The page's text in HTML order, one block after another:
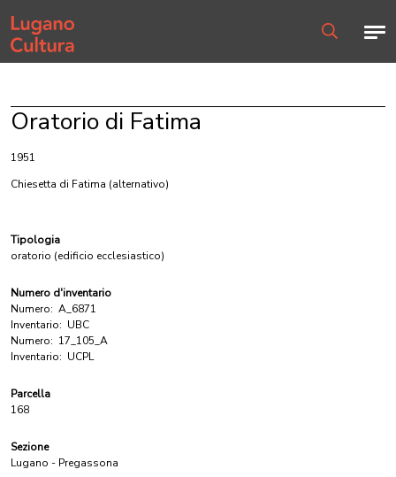
Home page
Oratorio di Fatima
1951
Chiesetta di Fatima (alternativo)
Tipologia
oratorio (edificio ecclesiastico)
Numero d'inventario
Numero: A_6871
Inventario: UBC
Numero: 17_105_A
Inventario: UCPL
Parcella
168
Sezione
Lugano - Pregassona